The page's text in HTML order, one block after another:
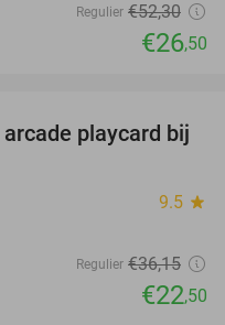
Regulier €52,30
€26,50
38%
playcard bij
9.5 star
Regulier €36,15
€22,50